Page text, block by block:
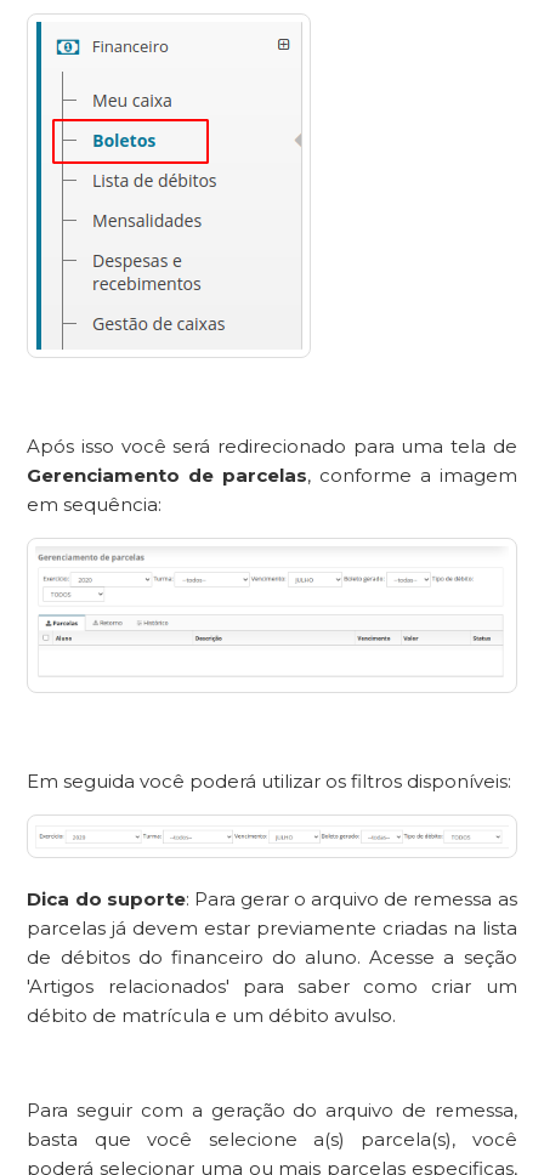
Após isso você será redirecionado para uma tela de
Gerenciamento de parcelas, conforme a imagem
em sequência:
Em seguida você poderá utilizar os filtros disponíveis:
Dica do suporte: Para gerar o arquivo de remessa as
parcelas já devem estar previamente criadas na lista
de débitos do financeiro do aluno. Acesse a seção
'Artigos relacionados' para saber como criar um
débito de matrícula e um débito avulso.
Para seguir com a geração do arquivo de remessa,
basta que você selecione a(s) parcela(s), você
poderá selecionar uma ou mais parcelas especificas,